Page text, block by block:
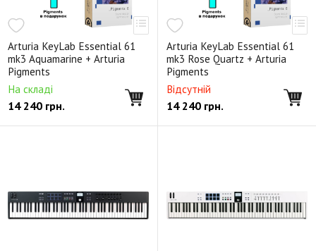
Arturia KeyLab Essential 61
mk3 Aquamarine + Arturia
Pigments
На складі
14 240 грн.
Arturia KeyLab Essential 61
mk3 Rose Quartz + Arturia
Pigments
Відсутній
14 240 грн.